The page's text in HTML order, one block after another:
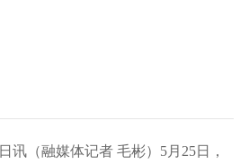
讯（融媒体记者 毛彬）5月25日，